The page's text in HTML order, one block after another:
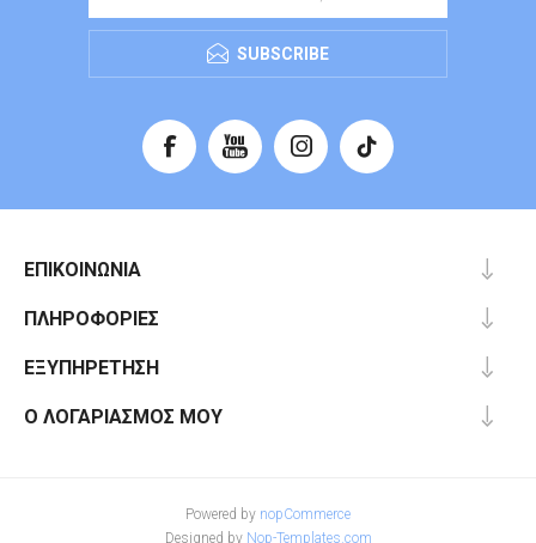
SUBSCRIBE
ΕΠΙΚΟΙΝΩΝΊΑ
ΠΛΗΡΟΦΟΡΊΕΣ
ΕΞΥΠΗΡΈΤΗΣΗ
Ο ΛΟΓΑΡΙΑΣΜΌΣ ΜΟΥ
Powered by nopCommerce
Designed by Nop-Templates.com